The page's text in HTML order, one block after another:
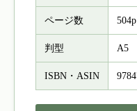
ページ数 504p
判型 A5
ISBN・ASIN